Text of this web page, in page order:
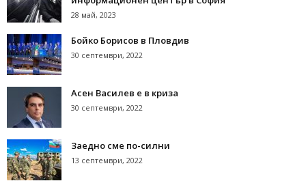
28 май, 2023
Бойко Борисов в Пловдив
30 септември, 2022
Асен Василев е в криза
30 септември, 2022
Заедно сме по-силни
13 септември, 2022